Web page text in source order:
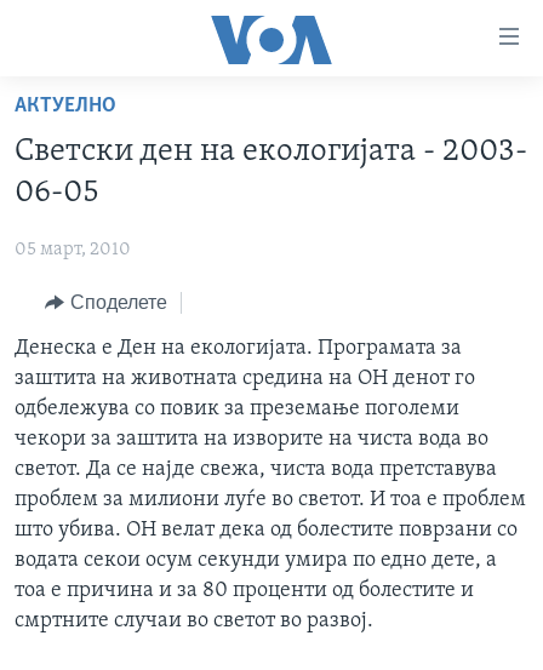
пристапност
Премини
на
главната
Премини
за
навигација
Пребарувај
МАКЕДОНИЈА
СВЕТ
ЕКОНОМИЈА
ЗДРАВЈЕ
НАУКА
УМЕТНОСТ И ЗАБАВА
ИНТЕРВЈУА
ДОКУМЕНТАРЦИ
АРХИВИРАНА ПРОГРАМА
NEWSFLASH - АРХИВА
ВЕСТИ ОД САД ВО МИНУТА - АРХИВА
ИЗБОРИ ВО САД 2020 - АРХИВА
ЗА НАС
Learning English
НАКУСО...
Јазици
АКТУЕЛНО
Светски ден на екологијата - 2003-
06-05
05 март, 2010
Споделете
Денеска е Ден на екологијата. Програмата за
заштита на животната средина на ОН денот го
одбележува со повик за преземање поголеми
чекори за заштита на изворите на чиста вода во
светот. Да се најде свежа, чиста вода претставува
проблем за милиони луѓе во светот. И тоа е проблем
што убива. ОН велат дека од болестите поврзани со
водата секои осум секунди умира по едно дете, а
тоа е причина и за 80 проценти од болестите и
смртните случаи во светот во развој.